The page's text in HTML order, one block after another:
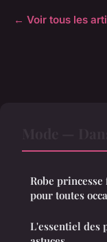
← Voir tous les
Robe
pour toutes
L'essentiel des